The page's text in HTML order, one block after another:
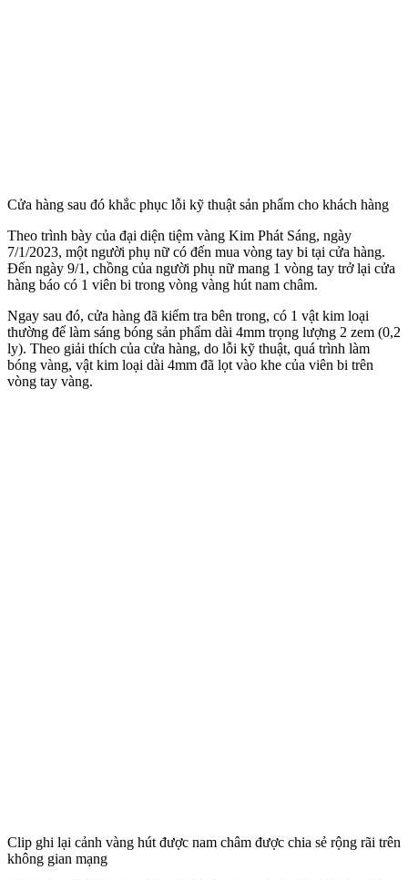
Cửa hàng sau đó khắc phục lỗi kỹ thuật sản phẩm cho khách hàng
Theo trình bày của đại diện tiệm vàng Kim Phát Sáng, ngày
7/1/2023, một người phụ nữ có đến mua vòng tay bi tại cửa hàng.
Đến ngày 9/1, chồng của người phụ nữ mang 1 vòng tay trở lại cửa
hàng báo có 1 viên bi trong vòng vàng hút nam châm.
Ngay sau đó, cửa hàng đã kiểm tra bên trong, có 1 vật kim loại
thường để làm sáng bóng sản phẩm dài 4mm trọng lượng 2 zem (0,2
ly). Theo giải thích của cửa hàng, do lỗi kỹ thuật, quá trình làm
bóng vàng, vật kim loại dài 4mm đã lọt vào khe của viên bi trên
vòng tay vàng.
Clip ghi lại cảnh vàng hút được nam châm được chia sẻ rộng rãi trên
không gian mạng